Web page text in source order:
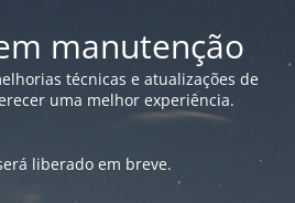
manutenção
técnicas e atualizações de
uma melhor experiência.
liberado em breve.